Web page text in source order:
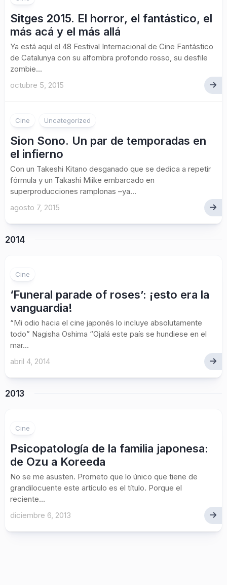
Sitges 2015. El horror, el fantástico, el
más acá y el más allá
Ya está aquí el 48 Festival Internacional de Cine Fantástico
de Catalunya con su alfombra profondo rosso, su desfile
zombie...
octubre 5, 2015
Cine Uncategorized
Sion Sono. Un par de temporadas en
el infierno
Con un Takeshi Kitano desganado que se dedica a repetir
fórmula y un Takashi Miike embarcado en
superproducciones ramplonas –ya...
agosto 7, 2015
2014
Cine
‘Funeral parade of roses’: ¡esto era la
vanguardia!
“Mi odio hacia el cine japonés lo incluye absolutamente
todo” Nagisha Oshima “Ojalá este país se hundiese en el
mar...
abril 4, 2014
2013
Cine
Psicopatología de la familia japonesa:
de Ozu a Koreeda
No se me asusten. Prometo que lo único que tiene de
grandilocuente este artículo es el título. Porque el
reciente...
diciembre 6, 2013